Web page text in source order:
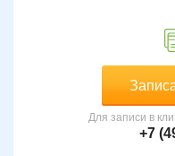
Для записи в
+7